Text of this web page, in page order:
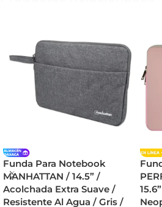
Funda Para Notebook
MANHATTAN / 14.5” /
Acolchada Extra Suave /
Resistente Al Agua / Gris /